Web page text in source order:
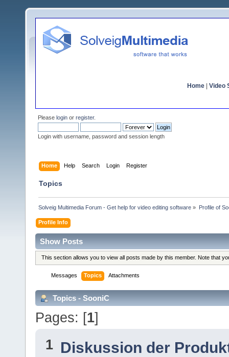
Home Video
Please login or register.
Login with username, password and session length
Home Help Search Login Register
Topics
Solveig Multimedia Forum - Get help for video editing software » Profile of
Profile Info
Show Posts
This section allows you to view all posts made by this member. Note that
Messages Topics Attachments
Topics - SooniC
Pages: [1]
1 Diskussion der